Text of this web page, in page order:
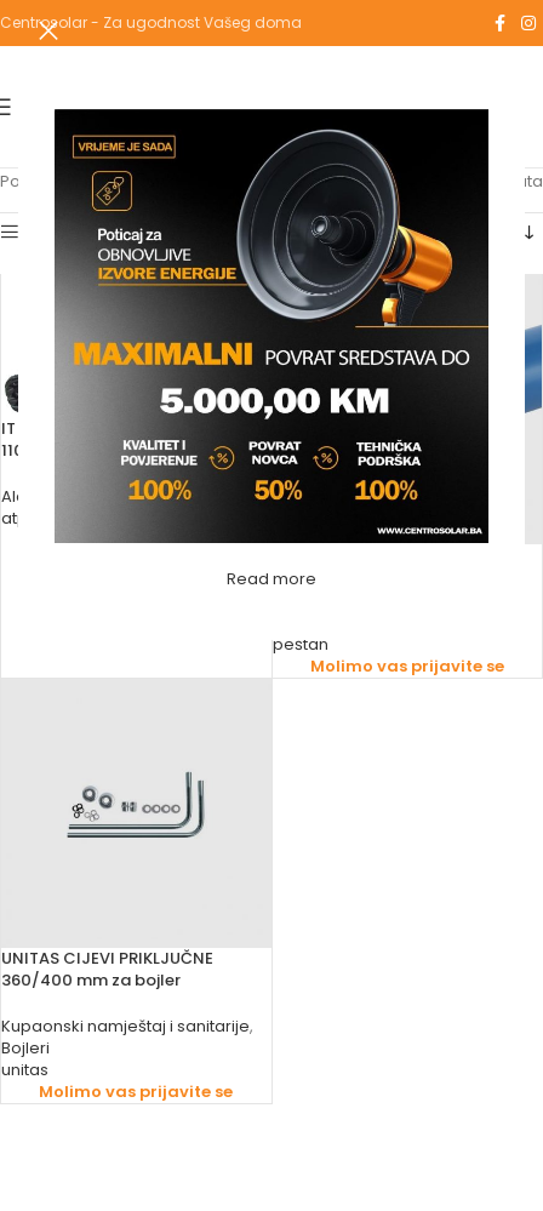
Read more
Centrosolar - Za ugodnost Vašeg doma
Početna Proizvodi označeni “CIJEVI” Prikaz svih 3 rezultata
Show sidebar
IT REZAČ CIJEVI 110/160 (TTP
110/160)
Alati
atp toro
Molimo vas prijavite se
peštan
Molimo vas prijavite se
UNITAS CIJEVI PRIKLJUČNE
360/400 mm za bojler
Kupaonski namještaj i sanitarije,
Bojleri
unitas
Molimo vas prijavite se